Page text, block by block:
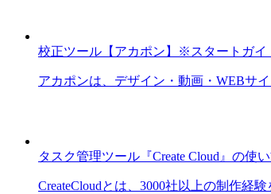
校正ツール【アカポン】※スタートガイ
アカポンは、デザイン・動画・WEBサ
タスク管理ツール『Create Cloud』の使
CreateCloudとは、3000社以上の制作経